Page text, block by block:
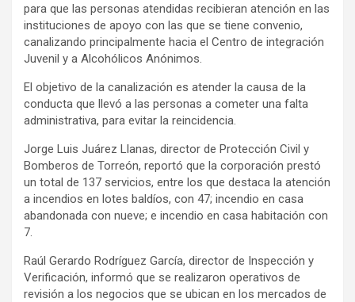
para que las personas atendidas recibieran atención en las
instituciones de apoyo con las que se tiene convenio,
canalizando principalmente hacia el Centro de integración
Juvenil y a Alcohólicos Anónimos.
El objetivo de la canalización es atender la causa de la
conducta que llevó a las personas a cometer una falta
administrativa, para evitar la reincidencia.
Jorge Luis Juárez Llanas, director de Protección Civil y
Bomberos de Torreón, reportó que la corporación prestó
un total de 137 servicios, entre los que destaca la atención
a incendios en lotes baldíos, con 47; incendio en casa
abandonada con nueve; e incendio en casa habitación con
7.
Raúl Gerardo Rodríguez García, director de Inspección y
Verificación, informó que se realizaron operativos de
revisión a los negocios que se ubican en los mercados de